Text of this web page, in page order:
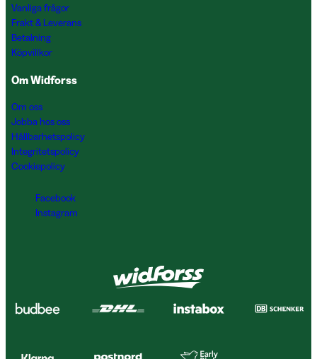
Vanliga frågor
Frakt & Leverans
Betalning
Köpvillkor
Om Widforss
Om oss
Jobba hos oss
Hållbarhetspolicy
Integritetspolicy
Cookiepolicy
Facebook
Instagram